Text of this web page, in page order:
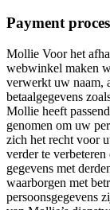
Payment
Mollie Voor het
webwinkel maken
verwerkt uw naam,
betaalgegevens
Mollie heeft
genomen om uw
zich het recht voor
verder te
gegevens met
waarborgen met
persoonsgegevens